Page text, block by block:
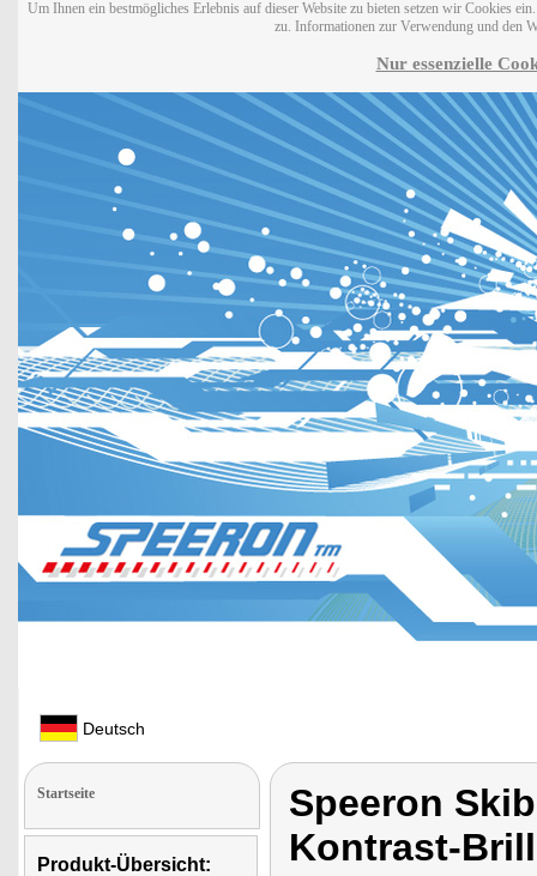
Um Ihnen ein bestmögliches Erlebnis auf dieser Website zu bieten setzen wir Cookies
zu. Informationen zur Verwendung und den
Nur essenzielle
Deutsch
Startseite
Produkt-Übersicht:
Speeron
Kontrast-